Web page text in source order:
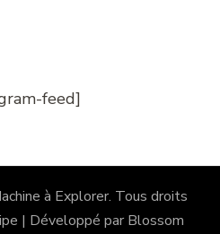
feed]
à Explorer. Tous droits
| Développé par Blossom